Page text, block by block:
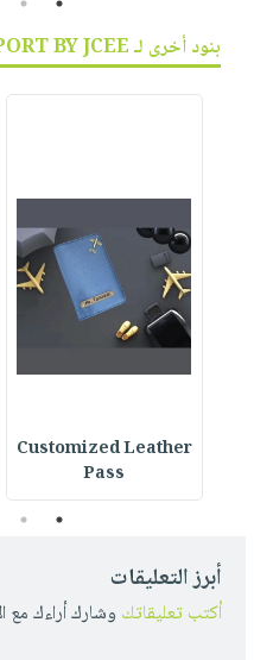
بنود أخرى لـ CUSTOMIZED PASSPORT BY JCEE :
Customized Leather
Pass
1
2
أبرز التعليقات
أكتب تعليقاتك وشارك أراءك مع